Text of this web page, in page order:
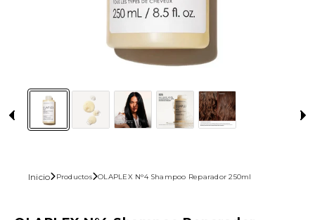
Inicio Productos OLAPLEX N°4 Shampoo Reparador 250ml